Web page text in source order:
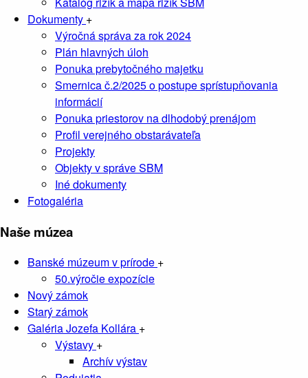
Dokumenty +
Výročná správa za rok 2024
Plán hlavných úloh
Ponuka prebytočného majetku
Smernica č.2/2025 o postupe sprístupňovania
informácií
Ponuka priestorov na dlhodobý prenájom
Profil verejného obstarávateľa
Projekty
Objekty v správe SBM
Iné dokumenty
Fotogaléria
Naše múzea
Banské múzeum v prírode +
50.výročie expozície
Nový zámok
Starý zámok
Galéria Jozefa Kollára +
Výstavy +
Archív výstav